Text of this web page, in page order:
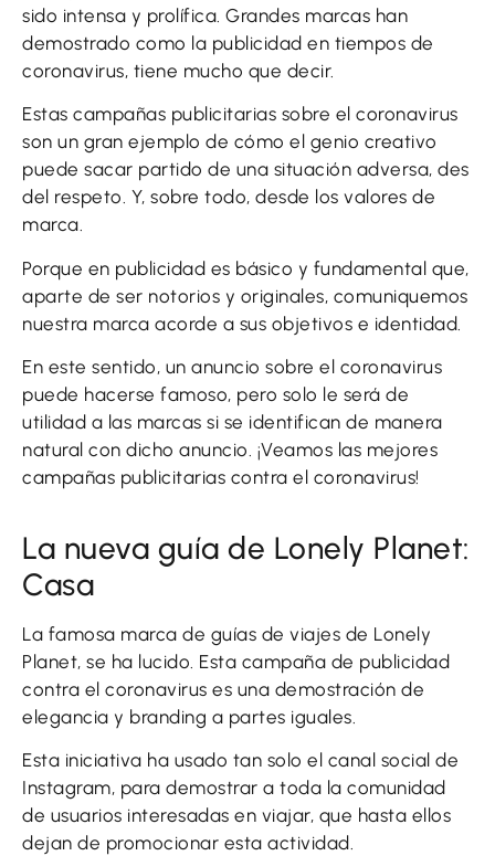
sido intensa y prolífica. Grandes marcas han
demostrado como la publicidad en tiempos de
coronavirus, tiene mucho que decir.
Estas campañas publicitarias sobre el coronavirus
son un gran ejemplo de cómo el genio creativo
puede sacar partido de una situación adversa, des
del respeto. Y, sobre todo, desde los valores de
marca.
Porque en publicidad es básico y fundamental que,
aparte de ser notorios y originales, comuniquemos
nuestra marca acorde a sus objetivos e identidad.
En este sentido, un anuncio sobre el coronavirus
puede hacerse famoso, pero solo le será de
utilidad a las marcas si se identifican de manera
natural con dicho anuncio. ¡Veamos las mejores
campañas publicitarias contra el coronavirus!
La nueva guía de Lonely Planet:
Casa
La famosa marca de guías de viajes de Lonely
Planet, se ha lucido. Esta campaña de publicidad
contra el coronavirus es una demostración de
elegancia y branding a partes iguales.
Esta iniciativa ha usado tan solo el canal social de
Instagram, para demostrar a toda la comunidad
de usuarios interesadas en viajar, que hasta ellos
dejan de promocionar esta actividad.